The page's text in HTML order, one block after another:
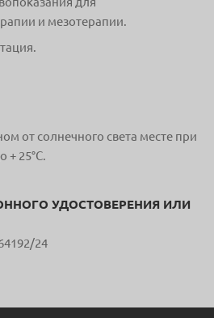
и мезотерапии.
от солнечного света месте при
+ 25°С.
УДОСТОВЕРЕНИЯ ИЛИ
24